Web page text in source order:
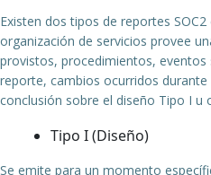
Existen dos tipos de reportes
organización de servicios provee
provistos, procedimientos, eventos
reporte, cambios ocurridos
conclusión sobre el diseño Tipo I u
Tipo I (Diseño)
Se emite para un momento